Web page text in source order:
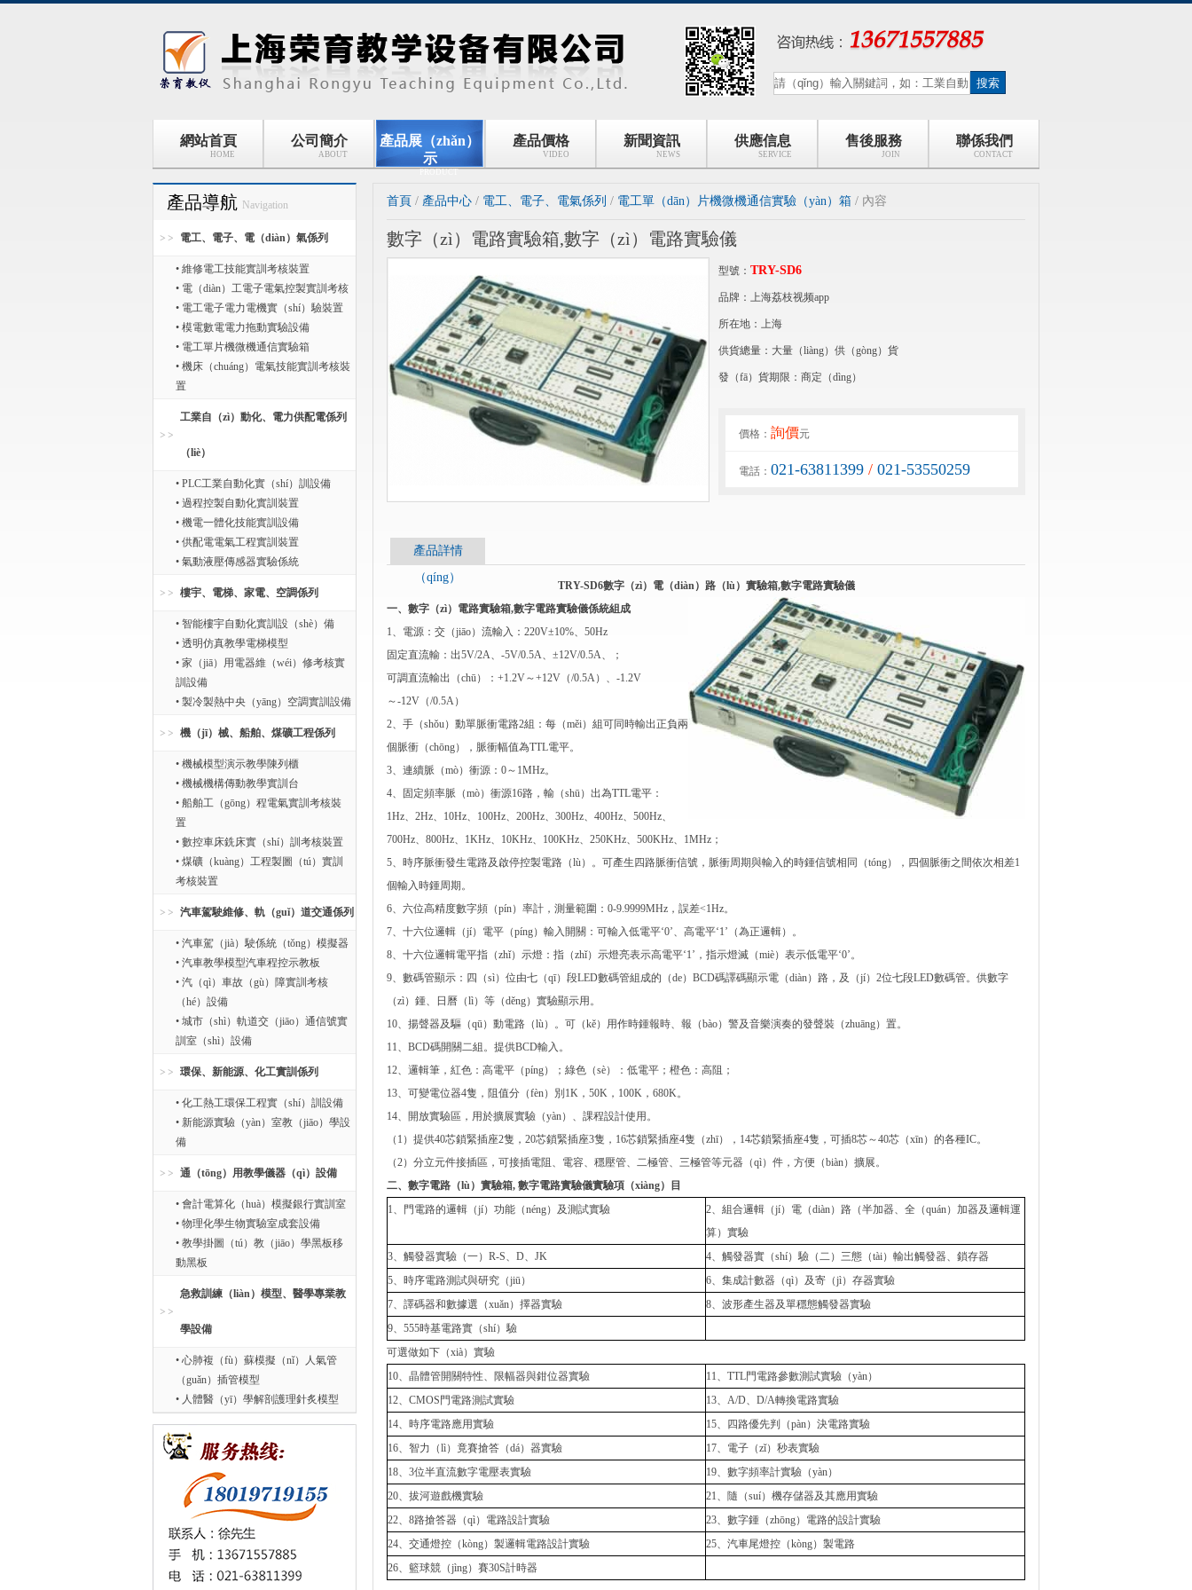
網站首頁
HOME
公司簡介
ABOUT
產品展（zhǎn）
示
PRODUCT
產品價格
VIDEO
新聞資訊
NEWS
供應信息
SERVICE
售後服務
JOIN
聯係我們
CONTACT
產品導航 Navigation
電工、電子、電（diàn）氣係列
• 維修電工技能實訓考核裝置
• 電（diàn）工電子電氣控製實訓考核
• 電工電子電力電機實（shí）驗裝置
• 模電數電電力拖動實驗設備
• 電工單片機微機通信實驗箱
• 機床（chuáng）電氣技能實訓考核裝
置
工業自（zì）動化、電力供配電係列
（liè）
• PLC工業自動化實（shí）訓設備
• 過程控製自動化實訓裝置
• 機電一體化技能實訓設備
• 供配電電氣工程實訓裝置
• 氣動液壓傳感器實驗係統
樓宇、電梯、家電、空調係列
• 智能樓宇自動化實訓設（shè）備
• 透明仿真教學電梯模型
• 家（jiā）用電器維（wéi）修考核實
訓設備
• 製冷製熱中央（yāng）空調實訓設備
機（jī）械、船舶、煤礦工程係列
• 機械模型演示教學陳列櫃
• 機械機構傳動教學實訓台
• 船舶工（gōng）程電氣實訓考核裝
置
• 數控車床銑床實（shí）訓考核裝置
• 煤礦（kuàng）工程製圖（tú）實訓
考核裝置
汽車駕駛維修、軌（guǐ）道交通係列
• 汽車駕（jià）駛係統（tǒng）模擬器
• 汽車教學模型汽車程控示教板
• 汽（qì）車故（gù）障實訓考核
（hé）設備
• 城市（shì）軌道交（jiāo）通信號實
訓室（shì）設備
環保、新能源、化工實訓係列
• 化工熱工環保工程實（shí）訓設備
• 新能源實驗（yàn）室教（jiāo）學設
備
通（tōng）用教學儀器（qì）設備
• 會計電算化（huà）模擬銀行實訓室
• 物理化學生物實驗室成套設備
• 教學掛圖（tú）教（jiāo）學黑板移
動黑板
急救訓練（liàn）模型、醫學專業教
學設備
• 心肺複（fù）蘇模擬（nǐ）人氣管
（guǎn）插管模型
• 人體醫（yī）學解剖護理針炙模型
首頁 / 產品中心 / 電工、電子、電氣係列 / 電工單（dān）片機微機通信實驗（yàn）箱 / 內容
數字（zì）電路實驗箱,數字（zì）電路實驗儀
型號： TRY-SD6
品牌：上海荔枝视频app
所在地：上海
供貨總量：大量（liàng）供（gòng）貨
發（fā）貨期限：商定（dìng）
價格： 詢價元
電話： 021-63811399 / 021-53550259
產品詳情
（qíng）
TRY-SD6數字（zì）電（diàn）路（lù）實驗箱,數字電路實驗儀
一、數字（zì）電路實驗箱,數字電路實驗儀係統組成
1、電源：交（jiāo）流輸入：220V±10%、50Hz
固定直流輸：出5V/2A、-5V/0.5A、±12V/0.5A、；
可調直流輸出（chū）：+1.2V～+12V（/0.5A）、-1.2V
～-12V（/0.5A）
2、手（shǒu）動單脈衝電路2組：每（měi）組可同時輸出正負兩
個脈衝（chōng），脈衝幅值為TTL電平。
3、連續脈（mò）衝源：0～1MHz。
4、固定頻率脈（mò）衝源16路，輸（shū）出為TTL電平：
1Hz、2Hz、10Hz、100Hz、200Hz、300Hz、400Hz、500Hz、
700Hz、800Hz、1KHz、10KHz、100KHz、250KHz、500KHz、1MHz；
5、時序脈衝發生電路及啟停控製電路（lù）。可產生四路脈衝信號，脈衝周期與輸入的時鍾信號相同（tóng），四個脈衝之間依次相差1
個輸入時鍾周期。
6、六位高精度數字頻（pín）率計，測量範圍：0-9.9999MHz，誤差<1Hz。
7、十六位邏輯（jí）電平（píng）輸入開關：可輸入低電平‘0’、高電平‘1’（為正邏輯）。
8、十六位邏輯電平指（zhǐ）示燈：指（zhǐ）示燈亮表示高電平‘1’，指示燈滅（miè）表示低電平‘0’。
9、數碼管顯示：四（sì）位由七（qī）段LED數碼管組成的（de）BCD碼譯碼顯示電（diàn）路，及（jí）2位七段LED數碼管。供數字
（zì）鍾、日曆（lì）等（děng）實驗顯示用。
10、揚聲器及驅（qū）動電路（lù）。可（kě）用作時鍾報時、報（bào）警及音樂演奏的發聲裝（zhuāng）置。
11、BCD碼開關二組。提供BCD輸入。
12、邏輯筆，紅色：高電平（píng）；綠色（sè）：低電平；橙色：高阻；
13、可變電位器4隻，阻值分（fèn）別1K，50K，100K，680K。
14、開放實驗區，用於擴展實驗（yàn）、課程設計使用。
（1）提供40芯鎖緊插座2隻，20芯鎖緊插座3隻，16芯鎖緊插座4隻（zhī），14芯鎖緊插座4隻，可插8芯～40芯（xīn）的各種IC。
（2）分立元件接插區，可接插電阻、電容、穩壓管、二極管、三極管等元器（qì）件，方便（biàn）擴展。
二、數字電路（lù）實驗箱, 數字電路實驗儀實驗項（xiàng）目
1、門電路的邏輯（jí）功能（néng）及測試實驗
2、組合邏輯（jí）電（diàn）路（半加器、全（quán）加器及邏輯運
算）實驗
3、觸發器實驗（一）R-S、D、JK
4、觸發器實（shí）驗（二）三態（tài）輸出觸發器、鎖存器
5、時序電路測試與研究（jiū）
6、集成計數器（qì）及寄（jì）存器實驗
7、譯碼器和數據選（xuǎn）擇器實驗
8、波形產生器及單穩態觸發器實驗
9、555時基電路實（shí）驗
可選做如下（xià）實驗
10、晶體管開關特性、限幅器與鉗位器實驗
11、TTL門電路參數測試實驗（yàn）
12、CMOS門電路測試實驗
13、A/D、D/A轉換電路實驗
14、時序電路應用實驗
15、四路優先判（pàn）決電路實驗
16、智力（lì）竟賽搶答（dá）器實驗
17、電子（zǐ）秒表實驗
18、3位半直流數字電壓表實驗
19、數字頻率計實驗（yàn）
20、拔河遊戲機實驗
21、隨（suí）機存儲器及其應用實驗
22、8路搶答器（qì）電路設計實驗
23、數字鍾（zhōng）電路的設計實驗
24、交通燈控（kòng）製邏輯電路設計實驗
25、汽車尾燈控（kòng）製電路
26、籃球競（jìng）賽30S計時器